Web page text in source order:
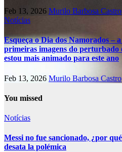
Feb 13, 2026 Murilo Barbosa Castro
Notícias
Esqueça o Dia dos Namorados –
primeiras imagens do
estou mais animado para este ano
Feb 13, 2026 Murilo Barbosa Castro
You missed
Notícias
Messi no fue sancionado, ¿por
desata la polémica